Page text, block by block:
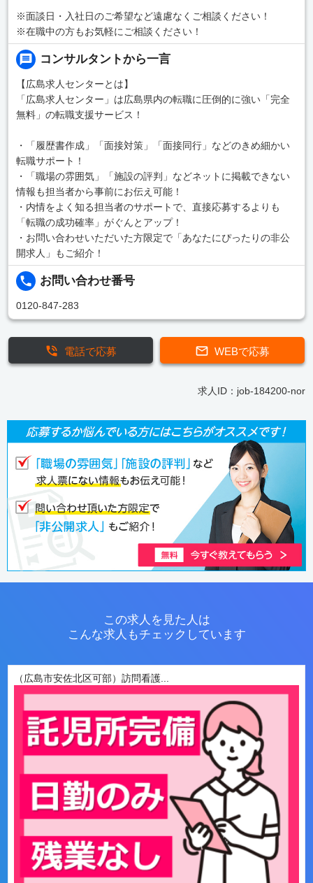
※面談日・入社日のご希望など遠慮なくご相談ください！
※在職中の方もお気軽にご相談ください！
コンサルタントから一言
【広島求人センターとは】
「広島求人センター」は広島県内の転職に圧倒的に強い「完全
無料」の転職支援サービス！
・「履歴書作成」「面接対策」「面接同行」などのきめ細かい
転職サポート！
・「職場の雰囲気」「施設の評判」などネットに掲載できない
情報も担当者から事前にお伝え可能！
・内情をよく知る担当者のサポートで、直接応募するよりも
「転職の成功確率」がぐんとアップ！
・お問い合わせいただいた方限定で「あなたにぴったりの非公
開求人」もご紹介！
お問い合わせ番号
0120-847-283
WEBで応募
電話で応募
求人ID：job-184200-nor
この求人を見た人は
こんな求人もチェックしています
（広島市安佐北区可部）訪問看護...